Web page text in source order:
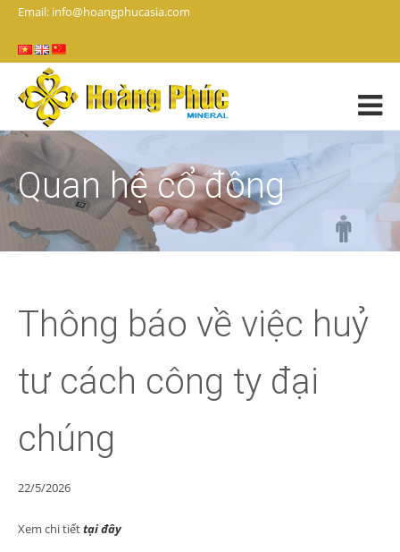
Email: info@hoangphucasia.com
Quan hệ cổ đông
Thông báo về việc huỷ
tư cách công ty đại
chúng
22/5/2026
Xem chi tiếttại đây